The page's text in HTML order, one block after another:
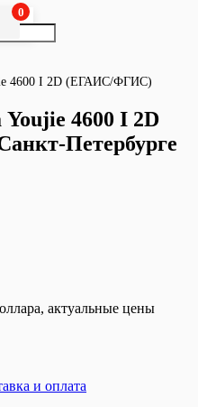
0
4600 I 2D (ЕГАИС/ФГИС)
4600 I 2D
Петербурге
актуальные цены
и оплата